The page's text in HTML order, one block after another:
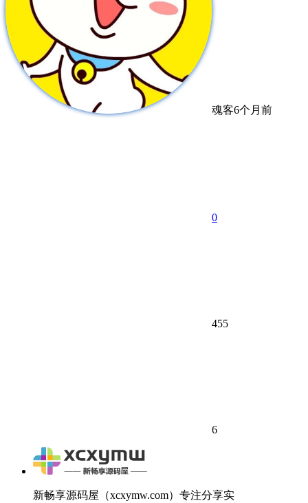
魂客6个月前
0
455
6
新畅享源码屋（xcxymw.com）专注分享实